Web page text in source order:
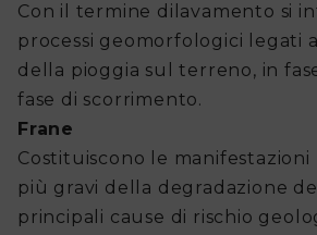
Con il termine dilavamento si
processi geomorfologici legati
della pioggia sul terreno, in
fase di scorrimento.
Frane
Costituiscono le manifestazioni
più gravi della degradazione
principali cause di rischio